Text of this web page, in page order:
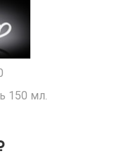
150 мл.